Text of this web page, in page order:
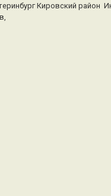
Кировский район